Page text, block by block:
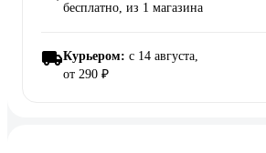
бесплатно, из 1 магазина
Курьером: c 14 августа,
от 290 ₽